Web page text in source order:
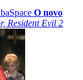
O novo
Resident Evil 2